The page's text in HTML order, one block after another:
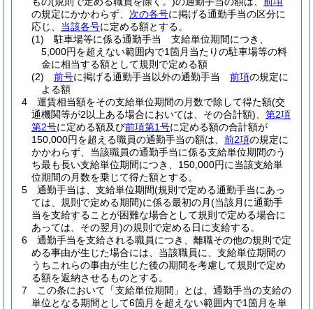
の規定にかかわらず、 次の各号に掲げる通勤手当の区分に
応じ、 当該各号に定める額とする。
(1)
駐車場等に係る通勤手当 支給単位期間につき、
5,000円を超えない範囲内で1箇月当たりの駐車場等の料
金に相当する額として規則で定める額
(2)
前号に掲げる通勤手当以外の通勤手当 前項の規定に
よる額
4
運賃相当額をその支給単位期間の月数で除して得た額(交
通機関等が2以上ある場合においては、その合計額)
第2項
第2号に定める額及び前項第1号に定める額の合計額が
150,000円を超える職員の通勤手当の額は、 前2項の規定に
かかわらず、当該職員の通勤手当に係る支給単位期間のう
ち最も長い支給単位期間につき、150,000円に当該支給単
位期間の月数を乗じて得た額とする。
5
通勤手当は、支給単位期間(規則で定める通勤手当にあっ
ては、規則で定める期間)に係る最初の月(当該月に通勤手
当を支給することが困難な場合として規則で定める場合に
あっては、その翌月)の規則で定める日に支給する。
6
通勤手当を支給される職員につき、離職その他の規則で定
める事由が生じた場合には、当該職員に、支給単位期間の
うちこれらの事由が生じた後の期間を考慮して規則で定め
る額を返納させるものとする。
7
この条において「支給単位期間」とは、通勤手当の支給の
単位となる期間として6箇月を超えない範囲内で1箇月を単